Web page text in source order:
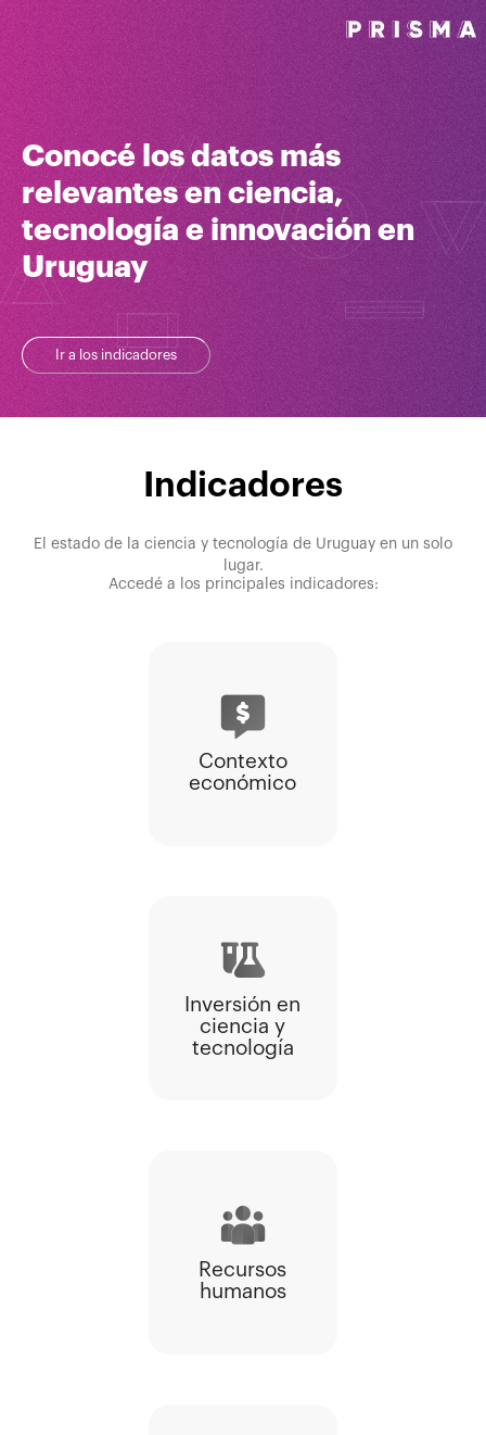
Conocé los datos más
relevantes en ciencia,
tecnología e innovación en
Uruguay
Ir a los indicadores
Indicadores
El estado de la ciencia y tecnología de Uruguay en un solo
lugar.
Accedé a los principales indicadores:
Contexto
económico
Recursos
humanos
Inversión en
ciencia y
tecnología